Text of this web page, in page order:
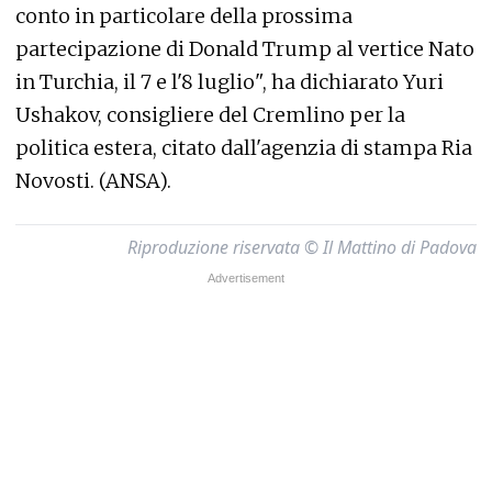
conto in particolare della prossima
partecipazione di Donald Trump al vertice Nato
in Turchia, il 7 e l'8 luglio", ha dichiarato Yuri
Ushakov, consigliere del Cremlino per la
politica estera, citato dall'agenzia di stampa Ria
Novosti. (ANSA).
Riproduzione riservata © Il Mattino di Padova